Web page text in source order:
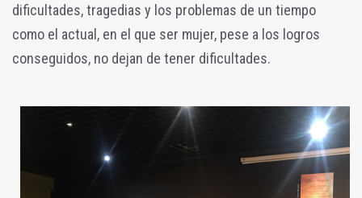
dificultades, tragedias y los problemas de un tiempo
como el actual, en el que ser mujer, pese a los logros
conseguidos, no dejan de tener dificultades.